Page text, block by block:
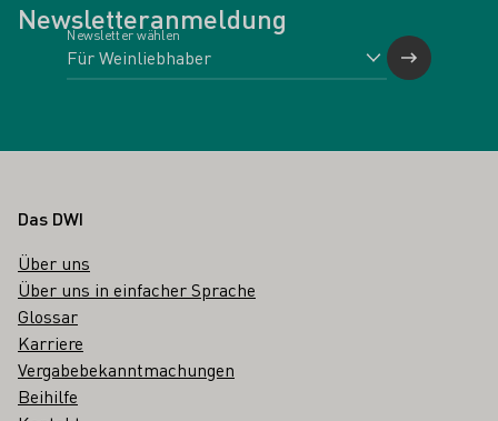
Newsletteranmeldung
Newsletter wählen
Fußbereich
Das DWI
Über uns
Über uns in einfacher Sprache
Glossar
Karriere
Vergabebekanntmachungen
Beihilfe